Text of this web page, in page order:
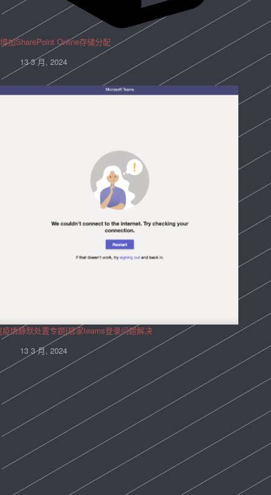
增加SharePoint Online存储分配
13 3 月, 2024
[疫情静默处置专题]居家teams登录问题解决
13 3 月, 2024